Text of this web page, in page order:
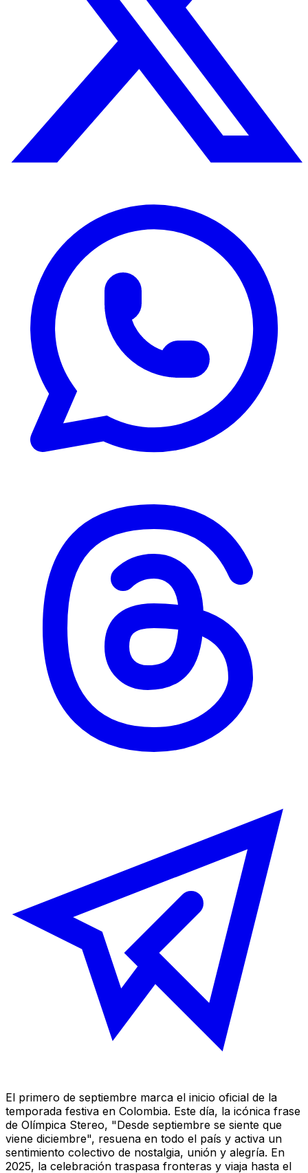
El primero de septiembre marca el inicio oficial de la
temporada festiva en Colombia. Este día, la icónica frase
de Olímpica Stereo, "Desde septiembre se siente que
viene diciembre", resuena en todo el país y activa un
sentimiento colectivo de nostalgia, unión y alegría. En
2025, la celebración traspasa fronteras y viaja hasta el